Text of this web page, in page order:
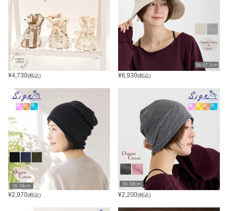
¥4,730(税込) ¥6,930(税込)
¥2,970(税込) ¥2,200(税込)